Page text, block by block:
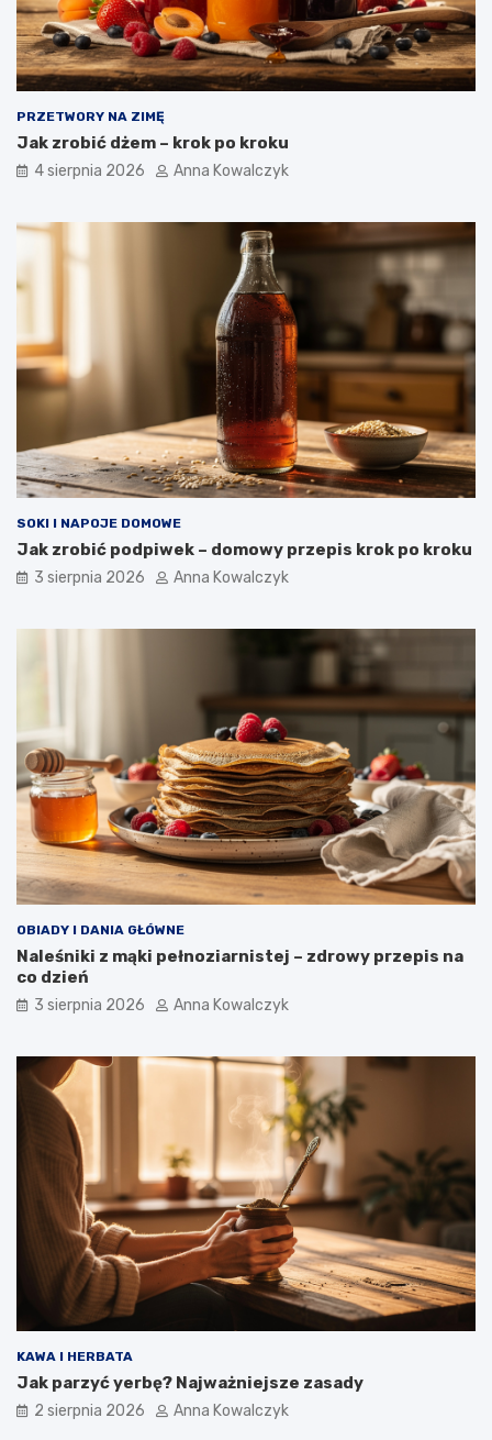
PRZETWORY NA ZIMĘ
Jak zrobić dżem – krok po kroku
4 sierpnia 2026 Anna Kowalczyk
SOKI I NAPOJE DOMOWE
Jak zrobić podpiwek – domowy przepis krok po kroku
3 sierpnia 2026 Anna Kowalczyk
OBIADY I DANIA GŁÓWNE
Naleśniki z mąki pełnoziarnistej – zdrowy przepis na
co dzień
3 sierpnia 2026 Anna Kowalczyk
KAWA I HERBATA
Jak parzyć yerbę? Najważniejsze zasady
2 sierpnia 2026 Anna Kowalczyk